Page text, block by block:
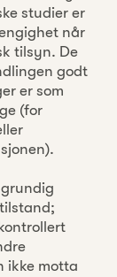
studier er
når
tilsyn. De
godt
er som
(for
ikke motta